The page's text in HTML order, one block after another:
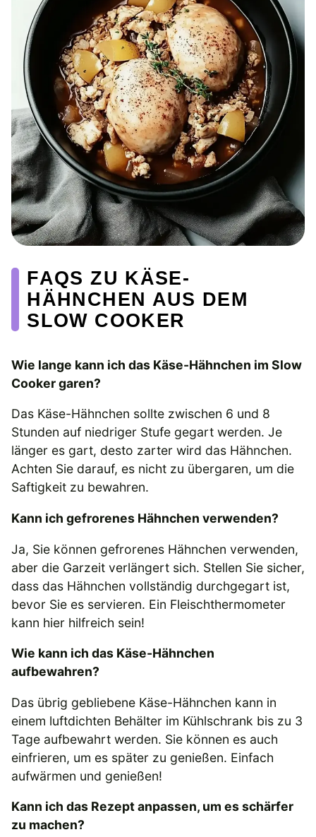
FAQS ZU KÄSE-
HÄHNCHEN AUS DEM
SLOW COOKER
Wie lange kann ich das Käse-Hähnchen im Slow
Cooker garen?
Das Käse-Hähnchen sollte zwischen 6 und 8
Stunden auf niedriger Stufe gegart werden. Je
länger es gart, desto zarter wird das Hähnchen.
Achten Sie darauf, es nicht zu übergaren, um die
Saftigkeit zu bewahren.
Kann ich gefrorenes Hähnchen verwenden?
Ja, Sie können gefrorenes Hähnchen verwenden,
aber die Garzeit verlängert sich. Stellen Sie sicher,
dass das Hähnchen vollständig durchgegart ist,
bevor Sie es servieren. Ein Fleischthermometer
kann hier hilfreich sein!
Wie kann ich das Käse-Hähnchen
aufbewahren?
Das übrig gebliebene Käse-Hähnchen kann in
einem luftdichten Behälter im Kühlschrank bis zu 3
Tage aufbewahrt werden. Sie können es auch
einfrieren, um es später zu genießen. Einfach
aufwärmen und genießen!
Kann ich das Rezept anpassen, um es schärfer
zu machen?